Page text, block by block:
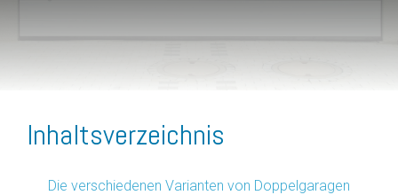
Inhaltsverzeichnis
Die verschiedenen Varianten von Doppelgaragen